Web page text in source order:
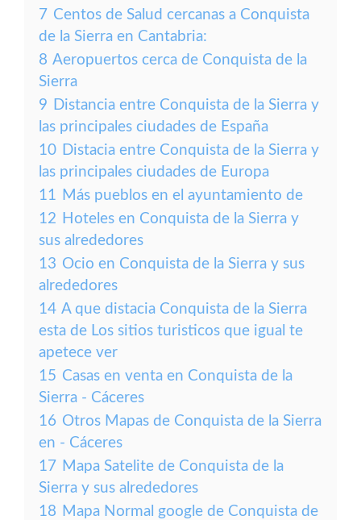
7 Centos de Salud cercanas a Conquista
de la Sierra en Cantabria:
8 Aeropuertos cerca de Conquista de la
Sierra
9 Distancia entre Conquista de la Sierra y
las principales ciudades de España
10 Distacia entre Conquista de la Sierra y
las principales ciudades de Europa
11 Más pueblos en el ayuntamiento de
12 Hoteles en Conquista de la Sierra y
sus alrededores
13 Ocio en Conquista de la Sierra y sus
alrededores
14 A que distacia Conquista de la Sierra
esta de Los sitios turisticos que igual te
apetece ver
15 Casas en venta en Conquista de la
Sierra - Cáceres
16 Otros Mapas de Conquista de la Sierra
en - Cáceres
17 Mapa Satelite de Conquista de la
Sierra y sus alrededores
18 Mapa Normal google de Conquista de